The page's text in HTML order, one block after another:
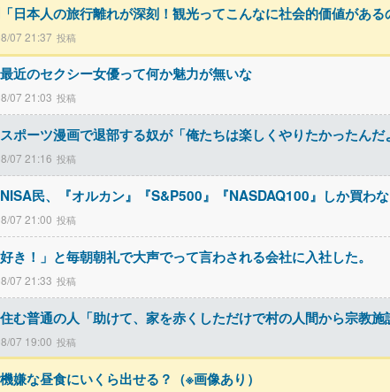
日本人の旅行離れが深刻！観光ってこんなに社会的価値があ
07 21:37
最近のセクシー女優って何か魅力が無いな
07 21:03
スポーツ漫画で退部する奴が「俺たちは楽しくやりたかったん
07 21:16
NISA民、『オルカン』『S&P500』『NASDAQ100』しか買わ
07 21:00
好き！」と毎朝朝礼で大声でって言わされる会社に入社した。
07 21:33
む普通の人「助けて、家を赤くしただけで村の人間から宗教施
07 19:00
嫌な昼食にいくら出せる？（※画像あり）